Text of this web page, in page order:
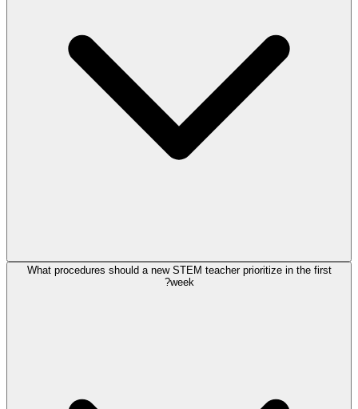
What procedures should a new STEM teacher prioritize in the first
week?